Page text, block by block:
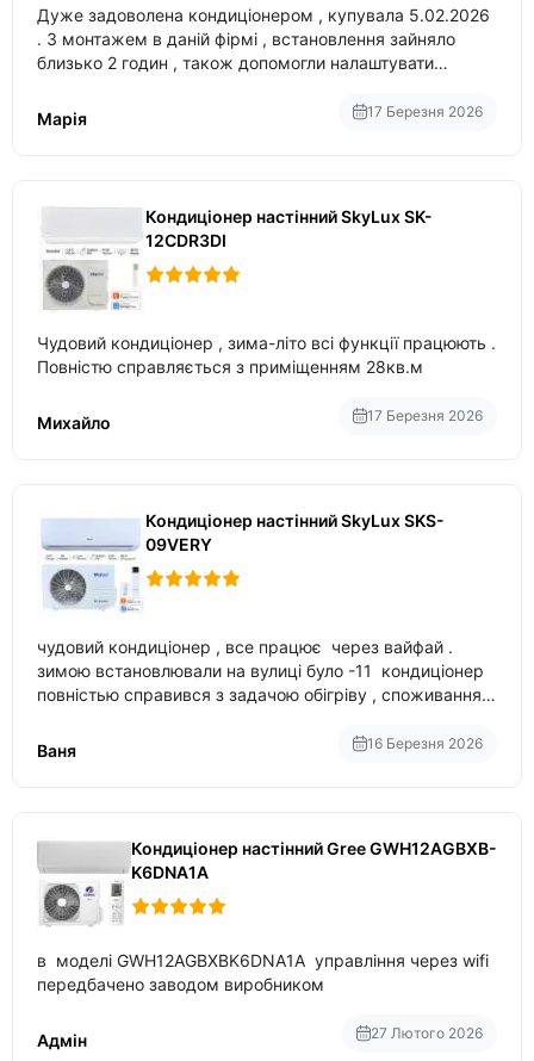
Дуже задоволена кондиціонером , купувала 5.02.2026
. З монтажем в даній фірмі , встановлення зайняло
близько 2 годин , також допомогли налаштувати
Марія
17 Березня 2026
Кондиціонер настінний SkyLux SK-
12CDR3DI
Чудовий кондиціонер , зима-літо всі функції працюють .
Повністю справляється з приміщенням 28кв.м
Михайло 17 Березня 2026
Кондиціонер настінний SkyLux SKS-
09VERY
чудовий кондиціонер , все працює через вайфай .
зимою встановлювали на вулиці було -11 кондиціонер
повністью справився з задачою обігріву , споживання
температури
Ваня 16 Березня 2026
Кондиціонер настінний Gree GWH12AGBXB-
K6DNA1A
в моделі GWH12AGBXBK6DNA1A управління через wifi
передбачено заводом виробником
Адмін 27 Лютого 2026